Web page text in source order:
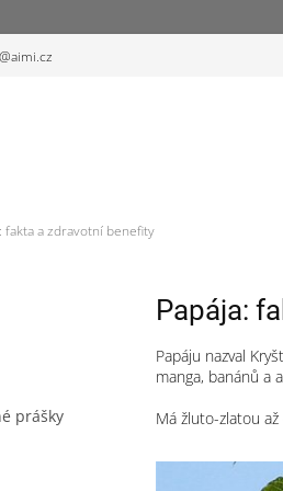
fakta a zdravotní benefity
prášky
Papája:
Papáju nazval
manga, banánů a
Má žluto-zlatou